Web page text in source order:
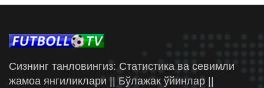
Сизнинг танловингиз: Статистика ва севимли
жамоа янгиликлари || Бўлажак ўйинлар ||